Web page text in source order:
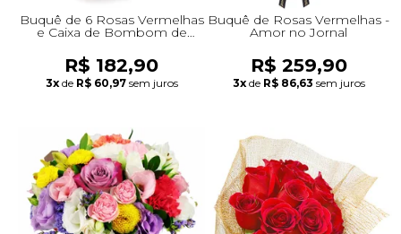
Buquê de 6 Rosas Vermelhas
e Caixa de Bombom de
R$ 182,90
3x de R$ 60,97 sem juros
Buquê de Rosas Vermelhas -
Amor no Jornal
R$ 259,90
3x de R$ 86,63 sem juros